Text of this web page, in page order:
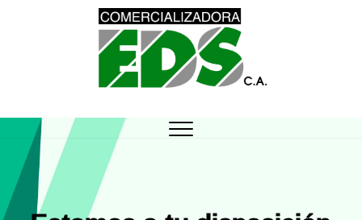
Comercializadora
DISTRIBUCIÓN DE MATERIAL MÉDICO
QUIRÚRGICO DESCARTABLE